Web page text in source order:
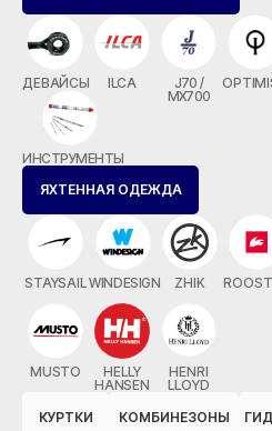
ДЕВАЙСЫ ILCA
J70 /
MX700
ИНСТРУМЕНТЫ
ЯХТЕННАЯ ОДЕЖДА
STAYSAILWINDESIGN ZHIK
MUSTO
HELLY
HANSEN
HENRI
LLOYD
КУРТКИ
КОМБИНЕЗОНЫ